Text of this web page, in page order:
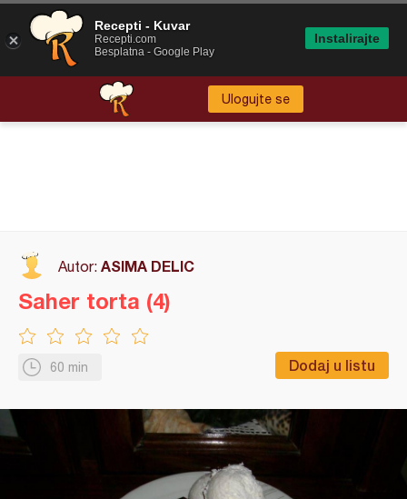
Ulogujte se
Autor: ASIMA DELIC
60 min Dodaj u listu
Saher torta (4)
Recepti - Kuvar
Recepti.com
Besplatna - Google Play
Instalirajte